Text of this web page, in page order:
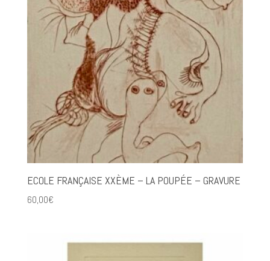
ECOLE FRANÇAISE XXÈME – LA POUPÉE – GRAVURE
60,00€